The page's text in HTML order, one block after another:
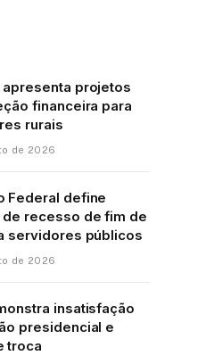
apresenta projetos
financeira para
rurais
de 2026
Federal define
recesso de fim de
servidores públicos
de 2026
insatisfação
presidencial e
troca